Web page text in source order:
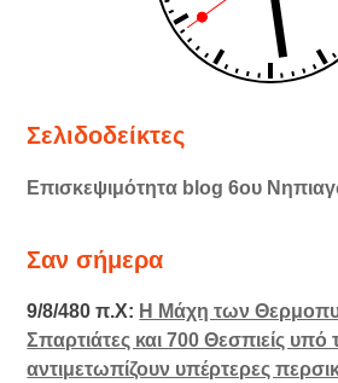
Σελιδοδείκτες
Επισκεψιμότητα blog 6ου
Σαν σήμερα
9/8/480 π.Χ: Η Μάχη των
Σπαρτιάτες και 700 Θεσπιείς υπό
αντιμετωπίζουν υπέρτερες